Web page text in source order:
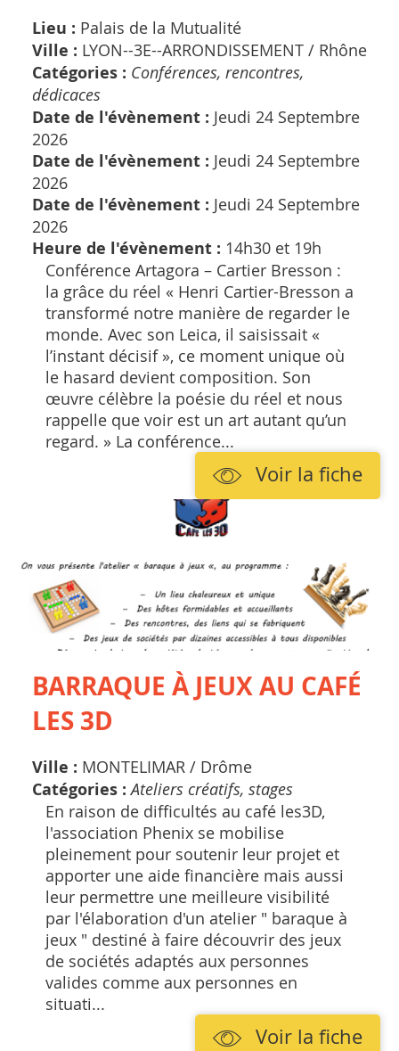
Lieu : Palais de la Mutualité
Ville : LYON--3E--ARRONDISSEMENT / Rhône
Catégories : Conférences, rencontres,
dédicaces
Date de l'évènement : Jeudi 24 Septembre
2026
Date de l'évènement : Jeudi 24 Septembre
2026
Date de l'évènement : Jeudi 24 Septembre
2026
Heure de l'évènement : 14h30 et 19h
Conférence Artagora – Cartier Bresson :
la grâce du réel « Henri Cartier-Bresson a
transformé notre manière de regarder le
monde. Avec son Leica, il saisissait «
l’instant décisif », ce moment unique où
le hasard devient composition. Son
œuvre célèbre la poésie du réel et nous
rappelle que voir est un art autant qu’un
regard. » La conférence...
Voir la fiche
BARRAQUE À JEUX AU CAFÉ
LES 3D
Ville : MONTELIMAR / Drôme
Catégories :Ateliers créatifs, stages
En raison de difficultés au café les3D,
l'association Phenix se mobilise
pleinement pour soutenir leur projet et
apporter une aide financière mais aussi
leur permettre une meilleure visibilité
par l'élaboration d'un atelier " baraque à
jeux " destiné à faire découvrir des jeux
de sociétés adaptés aux personnes
valides comme aux personnes en
situati...
Voir la fiche